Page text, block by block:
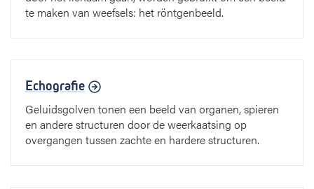
te maken van weefsels: het röntgenbeeld.
Echografie
Geluidsgolven tonen een beeld van organen, spieren
en andere structuren door de weerkaatsing op
overgangen tussen zachte en hardere structuren.